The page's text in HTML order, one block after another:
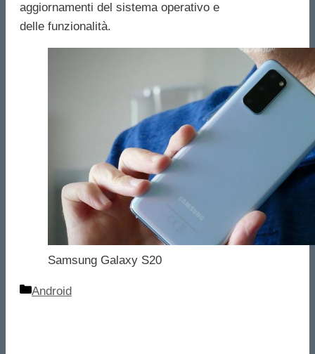
aggiornamenti del sistema operativo e
delle funzionalità.
Samsung Galaxy S20
Categorie
Android